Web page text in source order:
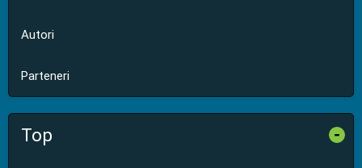
Autori
Parteneri
Top -